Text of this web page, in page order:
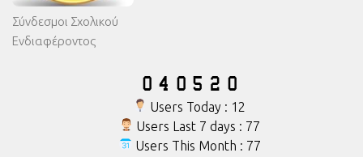
Σύνδεσμοι Σχολικού
Ενδιαφέροντος
Users Today : 12
Users Last 7 days : 77
Users This Month : 77